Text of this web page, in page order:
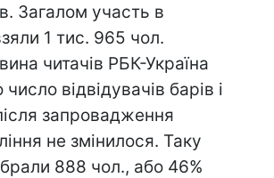
Загалом участь в
1 тис. 965 чол.
читачів РБК-Україна
відвідувачів барів і
запровадження
не змінилося. Таку
888 чол., або 46%